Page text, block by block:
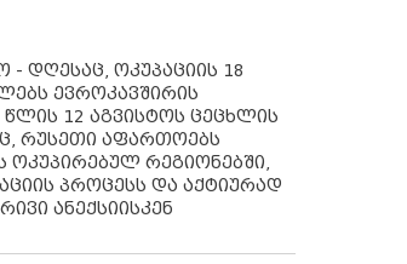
- დღესაც, ოკუპაციის 18
ევროკავშირის
12 აგვისტოს ცეცხლის
რუსეთი აფართოებს
რეგიონებში,
პროცესს და აქტიურად
ანექსიისკენ